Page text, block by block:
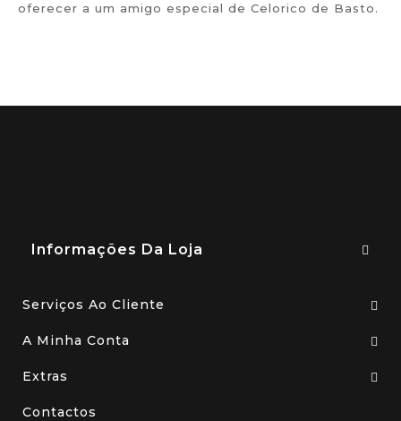
oferecer a um amigo especial de Celorico de Basto.
Informações Da Loja
Serviços Ao Cliente
A Minha Conta
Extras
Contactos